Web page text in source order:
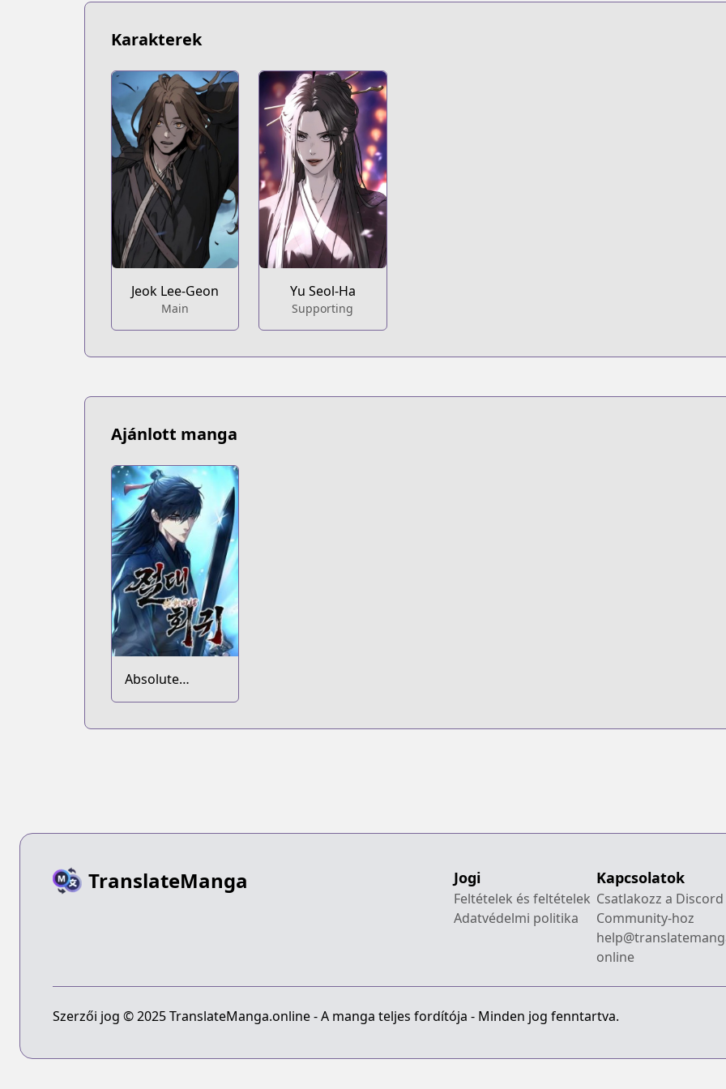
Karakterek
Jeok Lee-Geon
Main
Yu Seol-Ha
Supporting
Ajánlott manga
Absolute
Regression
TranslateManga Jogi
Feltételek és feltételek
Adatvédelmi politika
Kapcsolatok
Csatlakozz a Discord
Community-hoz
online
Szerzői jog © 2025 TranslateManga.online - A manga teljes fordítója - Minden jog fenntartva.